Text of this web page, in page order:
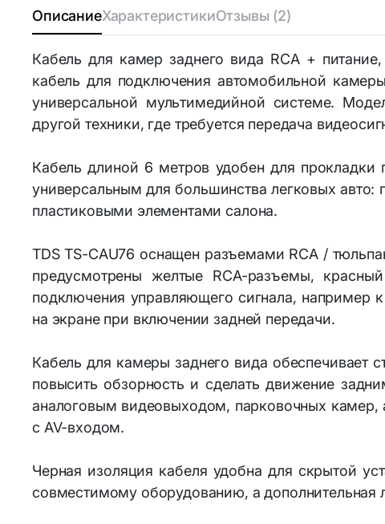
Bluetooth-адаптеры
Wi-Fi адаптеры и аксессуары
Элементы питания и
Аккумуляторы
18650/14500/16340/21700/26650
Аккумуляторы R3 и R6
Личная
ОписаниеХарактеристикиОтзывы (2)
Кабель для камер заднего вида RCA +
кабель для подключения автомобильной
универсальной мультимедийной системе.
другой техники, где требуется передача
Кабель длиной 6 метров удобен для прокладки
универсальным для большинства легковых
пластиковыми элементами салона.
TDS TS-CAU76 оснащен разъемами RCA /
предусмотрены желтые RCA-разъемы,
подключения управляющего сигнала, например
на экране при включении задней передачи.
Кабель для камеры заднего вида обеспечивает
повысить обзорность и сделать движение
аналоговым видеовыходом, парковочных камер,
с AV-входом.
Черная изоляция кабеля удобна для скрытой
совместимому оборудованию, а дополнительная